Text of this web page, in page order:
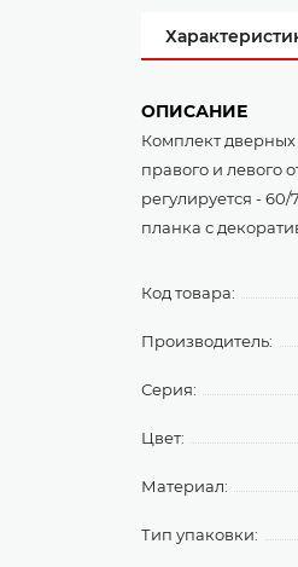
ОПИСАНИЕ
Комплект
правого и левого
регулируется -
планка с
Код товара:
Производитель:
Серия:
Цвет:
Материал:
Тип упаковки: